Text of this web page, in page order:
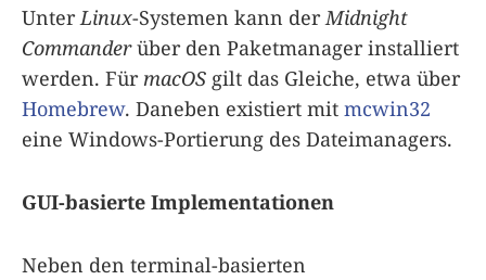
UnterLinux-Systemen kann derMidnight
Commanderüber den Paketmanager installiert
werden. Für macOS gilt das Gleiche, etwa über
Homebrew. Daneben existiert mit mcwin32
eine Windows-Portierung des Dateimanagers.
GUI-basierte Implementationen
Neben den terminal-basierten